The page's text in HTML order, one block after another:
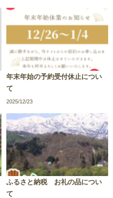
年末年始の予約受付休止につい
て
2025/12/23
ふるさと納税 お礼の品につい
て